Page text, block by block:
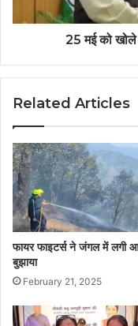
25 मई को खोले
Related Articles
फायर फाइटर्स ने जंगल में लगी
बुझाया
February 21, 2025